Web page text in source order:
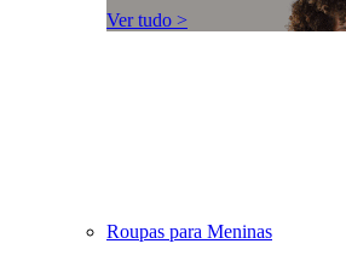
Ver tudo >
Roupas para Meninas